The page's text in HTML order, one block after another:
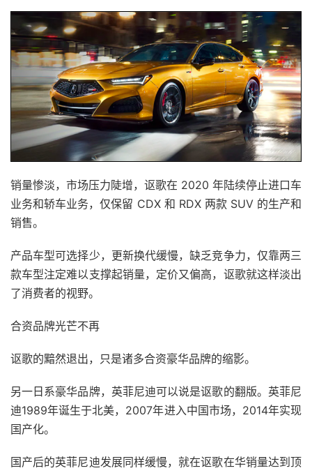
销量惨淡，市场压力陡增，讴歌在 2020 年陆续停止进口车
业务和轿车业务，仅保留 CDX 和 RDX 两款 SUV 的生产和
销售。
产品车型可选择少，更新换代缓慢，缺乏竞争力，仅靠两三
款车型注定难以支撑起销量，定价又偏高，讴歌就这样淡出
了消费者的视野。
合资品牌光芒不再
讴歌的黯然退出，只是诸多合资豪华品牌的缩影。
另一日系豪华品牌，英菲尼迪可以说是讴歌的翻版。英菲尼
迪1989年诞生于北美，2007年进入中国市场，2014年实现
国产化。
国产后的英菲尼迪发展同样缓慢，就在讴歌在华销量达到顶